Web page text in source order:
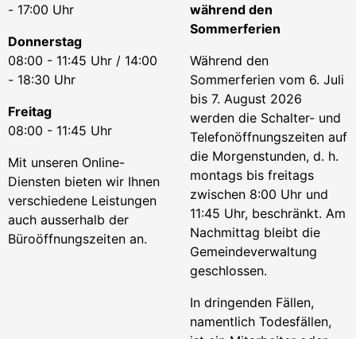
- 17:00 Uhr
Donnerstag
08:00 - 11:45 Uhr / 14:00
- 18:30 Uhr
Freitag
08:00 - 11:45 Uhr
Mit unseren Online-
Diensten bieten wir Ihnen
verschiedene Leistungen
auch ausserhalb der
Büroöffnungszeiten an.
während den
Sommerferien
Während den
Sommerferien vom 6. Juli
bis 7. August 2026
werden die Schalter- und
Telefonöffnungszeiten auf
die Morgenstunden, d. h.
montags bis freitags
zwischen 8:00 Uhr und
11:45 Uhr, beschränkt. Am
Nachmittag bleibt die
Gemeindeverwaltung
geschlossen.
In dringenden Fällen,
namentlich Todesfällen,